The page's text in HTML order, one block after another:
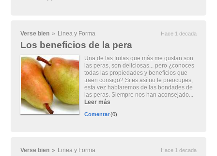
Verse bien » Linea y Forma Hace 1 decada
Los beneficios de la pera
Una de las frutas que más me gustan son
las peras, son deliciosas... pero ¿conoces
todas las propiedades y beneficios que
traen consigo? Si es así no te preocupes,
esta vez hablaremos de las bondades de
las peras. Siempre nos han aconsejado...
Leer más
Comentar(0)
Verse bien » Linea y Forma Hace 1 decada